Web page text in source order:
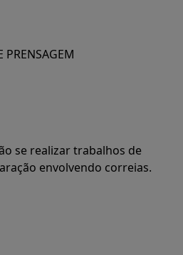
PRENSAGEM
se realizar trabalhos de
envolvendo correias.